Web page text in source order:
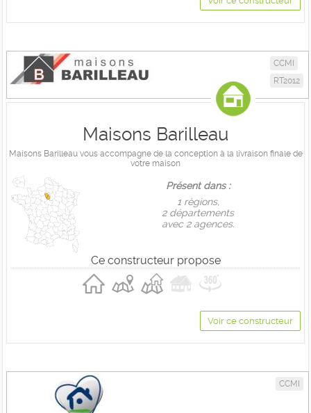
CCMI
RT2012
Maisons Barilleau
Maisons Barilleau vous accompagne de la conception à la livraison finale de
votre maison
Présent dans :
1 règions,
2 départements
avec 2 agences.
Ce constructeur propose
Voir ce constructeur
CCMI